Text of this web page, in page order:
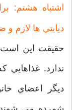
اشتباه هشتم:
ديابتي ها لازم
حقيقت اين است
ندارد. غذاهايي
ديگر اعضاي